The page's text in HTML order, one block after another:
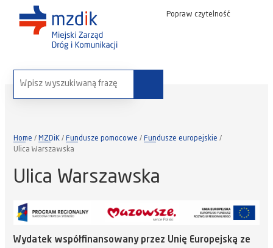
Popraw czytelność
wyszukaj na stronie:
Home MZDiK Fundusze pomocowe
Fundusze europejskie
Ulica Warszawska
Ulica Warszawska
Wydatek współfinansowany przez Unię Europejską ze